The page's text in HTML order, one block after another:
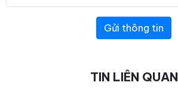
Gửi thông tin
TIN LIÊN QUAN